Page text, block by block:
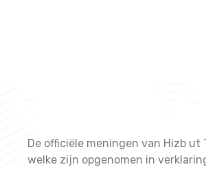
De officiële meningen van Hizb ut
welke zijn opgenomen in